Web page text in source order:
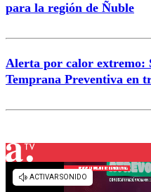
para la región de Ñuble
Alerta por calor extremo:
Temprana Preventiva en